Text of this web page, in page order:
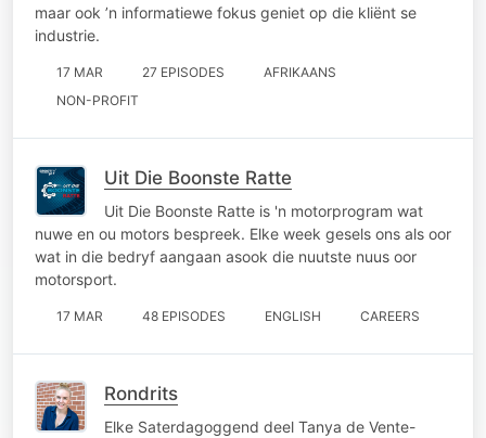
maar ook ’n informatiewe fokus geniet op die kliënt se
industrie.
17 MAR 27 EPISODES
AFRIKAANS
NON-PROFIT
Uit Die Boonste Ratte
Uit Die Boonste Ratte is 'n motorprogram wat
nuwe en ou motors bespreek. Elke week gesels ons als oor
wat in die bedryf aangaan asook die nuutste nuus oor
motorsport.
17 MAR 48 EPISODES ENGLISH CAREERS
Rondrits
Elke Saterdagoggend deel Tanya de Vente-